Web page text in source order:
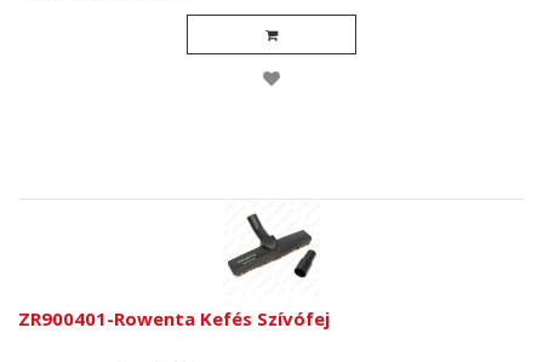
ZR900401-Rowenta Kefés Szívófej